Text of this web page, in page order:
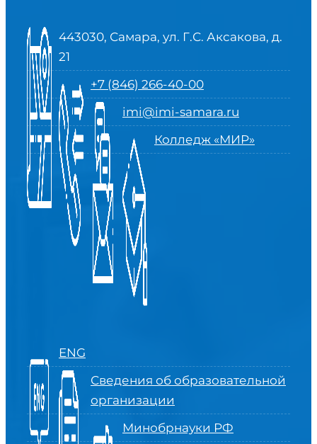
443030, Самара, ул. Г.С. Аксакова, д.
21
+7 (846) 266-40-00
imi@imi-samara.ru
Колледж «МИР»
ENG
Сведения об образовательной
организации
Минобрнауки РФ